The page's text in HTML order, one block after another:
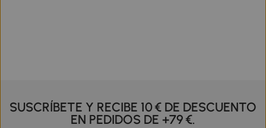
SUSCRÍBETE Y RECIBE 10 € DE DESCUENTO
EN PEDIDOS DE +79 €.